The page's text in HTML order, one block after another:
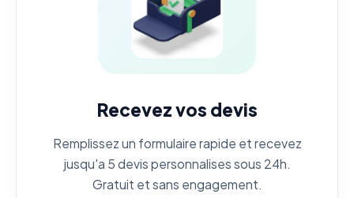
Recevez vos devis
Remplissez un formulaire rapide et recevez
jusqu'a 5 devis personnalises sous 24h.
Gratuit et sans engagement.